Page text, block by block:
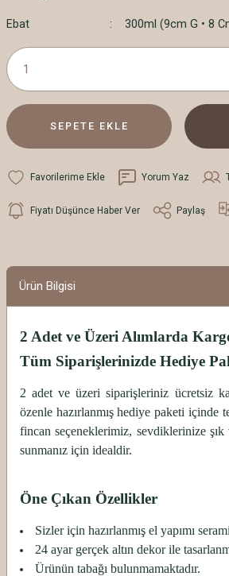
Ebat 300ml (9cm G • 8
SEPETE EKLE
Yorum Yaz
Fiyatı Düşünce Haber Ver Paylaş
Ürün Bilgisi
2 Adet ve Üzeri Alımlarda
Tüm Siparişlerinizde Hediye
2 adet ve üzeri siparişleriniz ücretsiz
özenle hazırlanmış hediye paketi içinde
fincan seçeneklerimiz, sevdiklerinize
sunmanız için idealdir.
Öne Çıkan Özellikler
Sizler için hazırlanmış el yapımı
24 ayar gerçek altın dekor ile
Ürünün tabağı bulunmamaktadır.